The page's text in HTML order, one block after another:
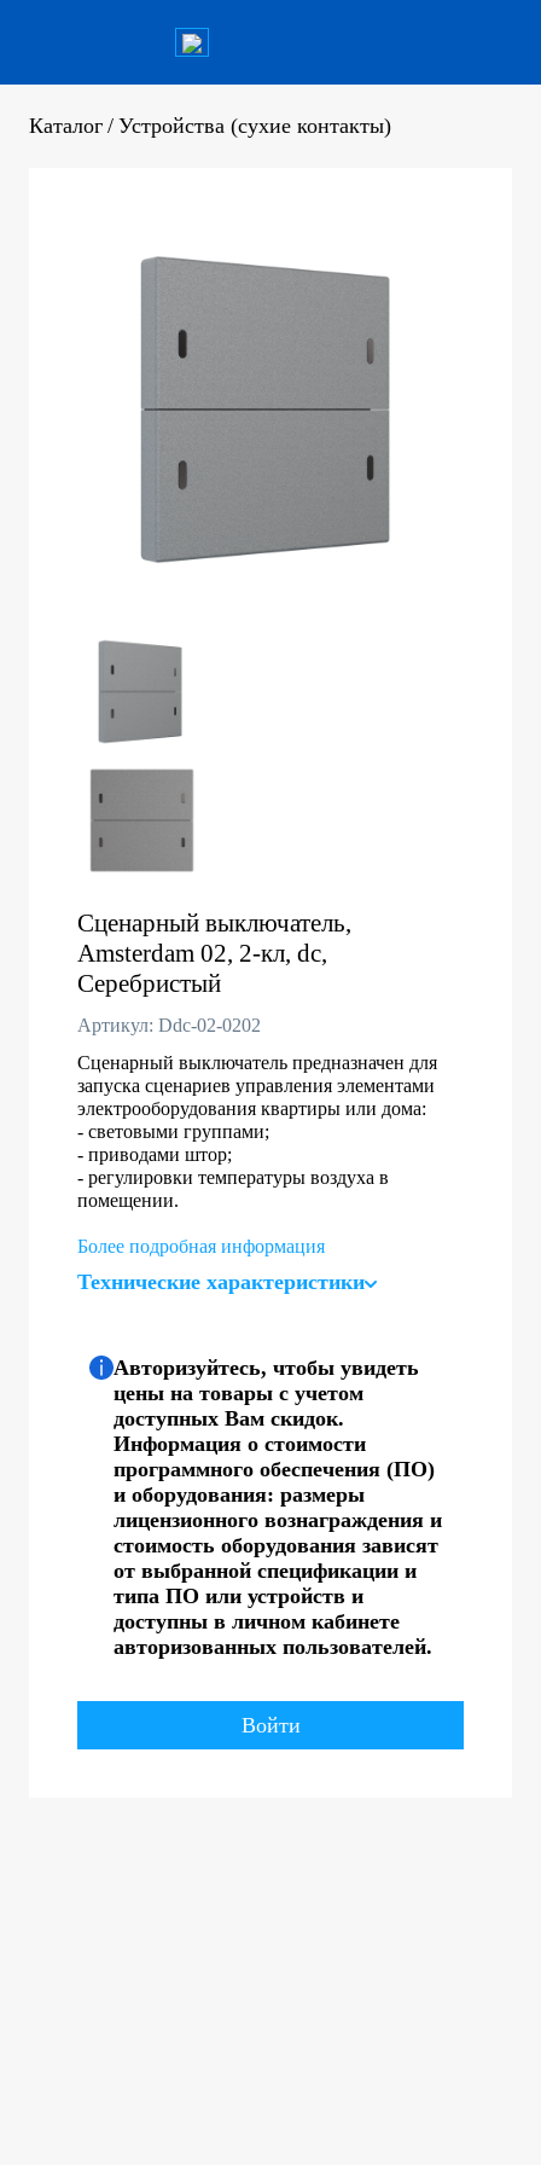
Каталог / Устройства (сухие контакты)
Сценарный выключатель,
Amsterdam 02, 2-кл, dc,
Серебристый
Артикул: Ddc-02-0202
Сценарный выключатель предназначен для
запуска сценариев управления элементами
электрооборудования квартиры или дома:
- световыми группами;
- приводами штор;
- регулировки температуры воздуха в
помещении.
Более подробная информация
Технические характеристики
Авторизуйтесь, чтобы увидеть
цены на товары с учетом
доступных Вам скидок.
Информация о стоимости
программного обеспечения (ПО)
и оборудования: размеры
лицензионного вознаграждения и
стоимость оборудования зависят
от выбранной спецификации и
типа ПО или устройств и
доступны в личном кабинете
авторизованных пользователей.
Войти